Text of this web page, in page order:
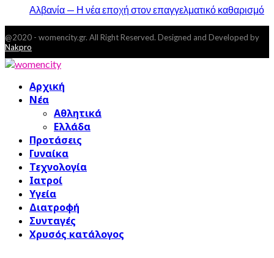
Αλβανία — Η νέα εποχή στον επαγγελματικό καθαρισμό
@2020 - womencity.gr. All Right Reserved. Designed and Developed by
Nakpro
Αρχική
Νέα
Αθλητικά
Ελλάδα
Προτάσεις
Γυναίκα
Τεχνολογία
Ιατροί
Υγεία
Διατροφή
Συνταγές
Χρυσός κατάλογος